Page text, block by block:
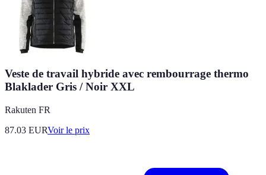
Veste de travail hybride avec rembourrage thermo
Blaklader Gris / Noir XXL
Rakuten FR
87.03 EURVoir le prix